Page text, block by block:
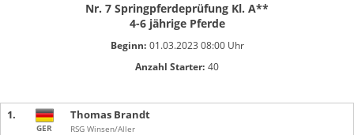
Nr. 7 Springpferdeprüfung Kl. A**
4-6 jährige Pferde
Beginn: 01.03.2023 08:00 Uhr
Anzahl Starter: 40
1.
GER
Thomas Brandt
RSG Winsen/Aller